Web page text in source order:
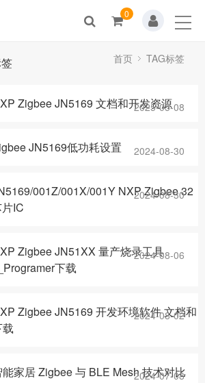
解决方案
技术支持
联系我们
0
首页 TAG标签
Zigbee JN5169 文档和开发资源
2025-05-08
JN5169低功耗设置 2024-08-30
001Z/001X/001Y NXP Zigbee 32
IC
2024-08-30
Zigbee JN51XX 量产烧录工具
下载
2024-08-06
Zigbee JN5169 开发环境软件 文档和
2024-08-02
能家居 Zigbee 与 BLE Mesh 技术对比
2024-07-08